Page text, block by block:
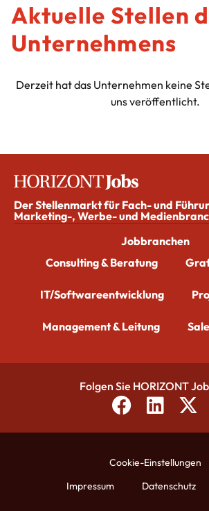
Aktuelle Stellen
Unternehmens
Derzeit hat das Unternehmen keine
uns veröffentlicht.
Der Stellenmarkt für Fach- und
Marketing-, Werbe- und
Jobbranchen
Consulting & Beratung
IT/Softwareentwicklung
Management & Leitung
Folgen Sie HORIZONT
Cookie-Einstellungen
Impressum
Datenschutz